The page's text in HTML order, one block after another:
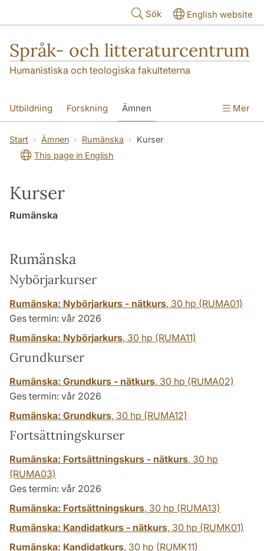
Sök English website
Språk- och litteraturcentrum
Humanistiska och teologiska fakulteterna
Utbildning Forskning Ämnen
SOL-husen Kontakt Institutionen
översättning till svenska
Mer
Start Ämnen Rumänska
Kurser
This page in English
Kurser
Rumänska
Rumänska
Nybörjarkurser
Rumänska: Nybörjarkurs - nätkurs, 30 hp (RUMA01)
Ges termin: vår 2026
Rumänska: Nybörjarkurs, 30 hp (RUMA11)
Grundkurser
Rumänska: Grundkurs - nätkurs, 30 hp (RUMA02)
Ges termin: vår 2026
Rumänska: Grundkurs, 30 hp (RUMA12)
Fortsättningskurser
Rumänska: Fortsättningskurs - nätkurs, 30 hp
(RUMA03)
Ges termin: vår 2026
Rumänska: Fortsättningskurs, 30 hp (RUMA13)
Rumänska: Kandidatkurs - nätkurs, 30 hp (RUMK01)
Rumänska: Kandidatkurs, 30 hp (RUMK11)